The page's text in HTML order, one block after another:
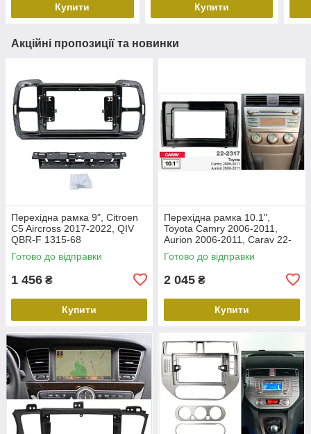
Купити Купити
Акційні пропозиції та новинки
Перехідна рамка 9", Citroen
C5 Aircross 2017-2022, QIV
QBR-F 1315-68
Готово до відправки
1 456 ₴
Купити
Перехідна рамка 10.1",
Toyota Camry 2006-2011,
Aurion 2006-2011, Carav 22-
2317
Готово до відправки
2 045 ₴
Купити